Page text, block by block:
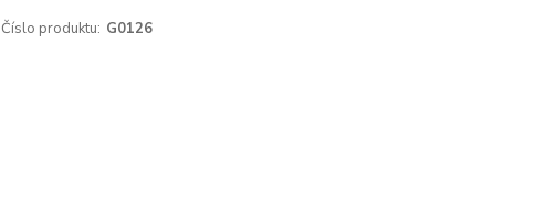
Číslo produktu: G0126